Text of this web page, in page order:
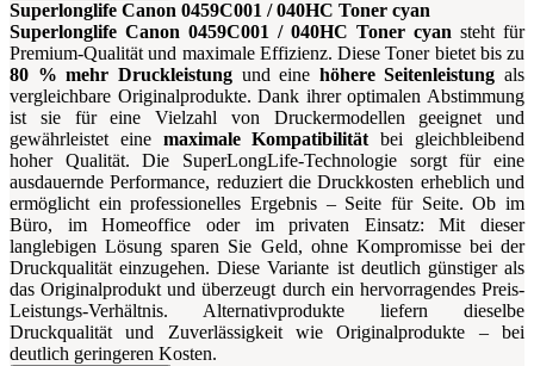
Superlonglife Canon 0459C001 / 040HC Toner cyan
Superlonglife Canon 0459C001 / 040HC Toner cyan steht für
Premium-Qualität und maximale Effizienz. Diese Toner bietet bis zu
80 % mehr Druckleistungund eine höhere Seitenleistung als
vergleichbare Originalprodukte. Dank ihrer optimalen Abstimmung
ist sie für eine Vielzahl von Druckermodellen geeignet und
gewährleistet eine maximale Kompatibilitätbei gleichbleibend
hoher Qualität. Die SuperLongLife-Technologie sorgt für eine
ausdauernde Performance, reduziert die Druckkosten erheblich und
ermöglicht ein professionelles Ergebnis – Seite für Seite. Ob im
Büro, im Homeoffice oder im privaten Einsatz: Mit dieser
langlebigen Lösung sparen Sie Geld, ohne Kompromisse bei der
Druckqualität einzugehen. Diese Variante ist deutlich günstiger als
das Originalprodukt und überzeugt durch ein hervorragendes Preis-
Leistungs-Verhältnis. Alternativprodukte liefern dieselbe
Druckqualität und Zuverlässigkeit wie Originalprodukte – bei
deutlich geringeren Kosten.